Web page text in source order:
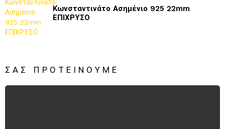
Κωνσταντινάτο Ασημένιο 925 22mm
ΕΠΙΧΡΥΣΟ
ΣΑΣ ΠΡΟΤΕΊΝΟΥΜΕ